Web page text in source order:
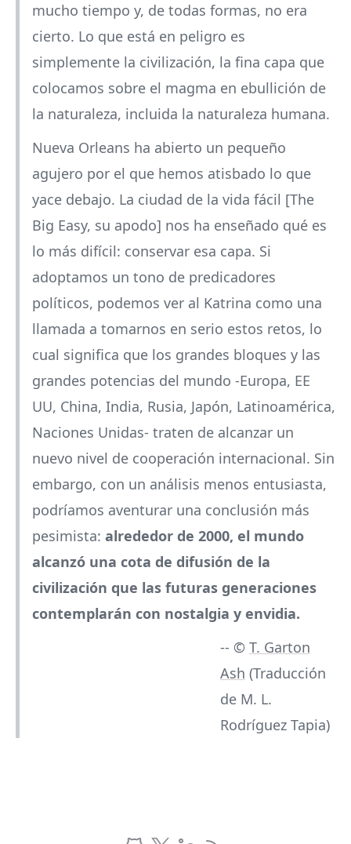
mucho tiempo y, de todas formas, no era
cierto. Lo que está en peligro es
simplemente la civilización, la fina capa que
colocamos sobre el magma en ebullición de
la naturaleza, incluida la naturaleza humana.
Nueva Orleans ha abierto un pequeño
agujero por el que hemos atisbado lo que
yace debajo. La ciudad de la vida fácil [The
Big Easy, su apodo] nos ha enseñado qué es
lo más difícil: conservar esa capa. Si
adoptamos un tono de predicadores
políticos, podemos ver al Katrina como una
llamada a tomarnos en serio estos retos, lo
cual significa que los grandes bloques y las
grandes potencias del mundo -Europa, EE
UU, China, India, Rusia, Japón, Latinoamérica,
Naciones Unidas- traten de alcanzar un
nuevo nivel de cooperación internacional. Sin
embargo, con un análisis menos entusiasta,
podríamos aventurar una conclusión más
pesimista: alrededor de 2000, el mundo
alcanzó una cota de difusión de la
civilización que las futuras generaciones
contemplarán con nostalgia y envidia.
-- © T. Garton
Ash (Traducción
de M. L.
Rodríguez Tapia)